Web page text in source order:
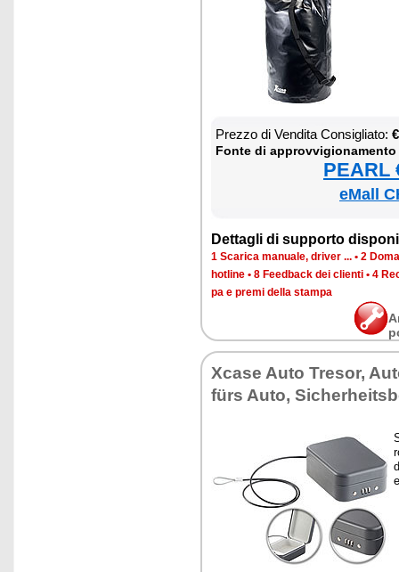
Prez­zo di Ven­di­ta Con­si­glia­to:
Fon­te di ap­prov­vi­gio­na­men­to
PEARL
eMall
Det­ta­gli di sup­por­to
1 Sca­ri­ca ma­nua­le, dri­ver ... • 2
ho­tli­ne • 8 Feed­back dei clien­ti • 4
pa e pre­mi del­la stam­pa
Xca­se Au­to Tre­sor,
fürs Au­to,